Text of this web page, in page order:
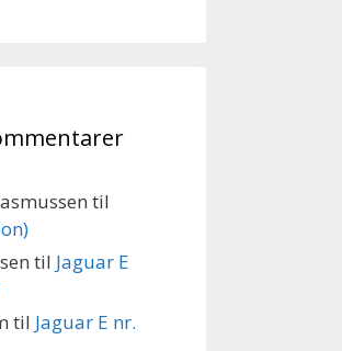
til
til Jaguar E
til Jaguar E nr.